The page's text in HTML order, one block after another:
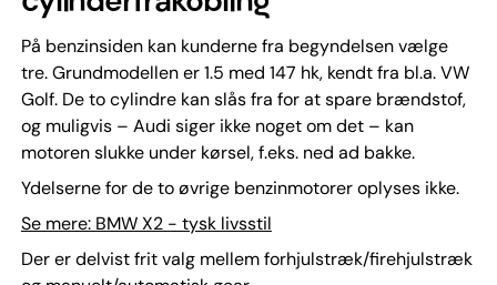
På benzinsiden kan kunderne fra begyndelsen vælge
tre. Grundmodellen er 1.5 med 147 hk, kendt fra bl.a. VW
Golf. De to cylindre kan slås fra for at spare brændstof,
og muligvis – Audi siger ikke noget om det – kan
motoren slukke under kørsel, f.eks. ned ad bakke.
Ydelserne for de to øvrige benzinmotorer oplyses ikke.
Se mere: BMW X2 - tysk livsstil
Der er delvist frit valg mellem forhjulstræk/firehjulstræk